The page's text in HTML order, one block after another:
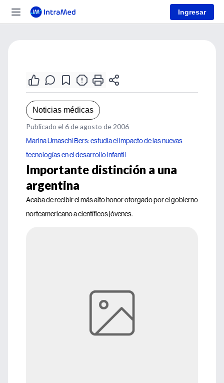
Ingresar
Noticias médicas
Publicado el 6 de agosto de 2006
Marina Umaschi Bers: estudia el impacto de las nuevas
tecnologías en el desarrollo infantil
Importante distinción a una
argentina
Acaba de recibir el más alto honor otorgado por el gobierno
norteamericano a científicos jóvenes.